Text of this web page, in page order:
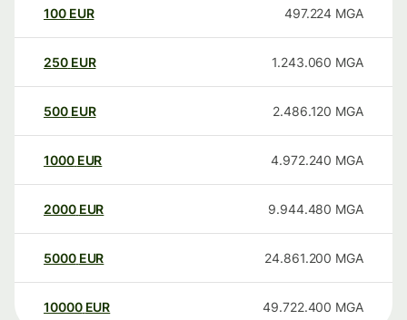
100 EUR 497.224 MGA
250 EUR 1.243.060 MGA
500 EUR 2.486.120 MGA
1000 EUR 4.972.240 MGA
2000 EUR 9.944.480 MGA
5000 EUR 24.861.200 MGA
10000 EUR 49.722.400 MGA